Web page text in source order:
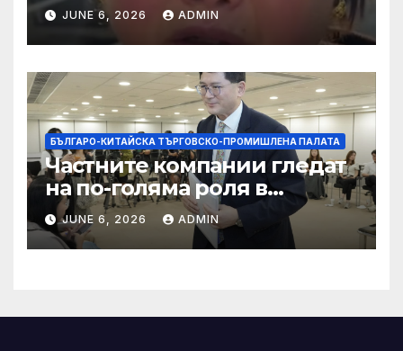
правила за ограничаване на
слуховете и
кибернасилниците
JUNE 6, 2026 ADMIN
БЪЛГАРО-КИТАЙСКА ТЪРГОВСКО-ПРОМИШЛЕНА ПАЛАТА
Частните компании гледат
на по-голяма роля в
стратегическата
енергетика
JUNE 6, 2026 ADMIN